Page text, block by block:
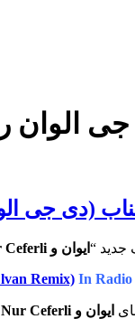
الوان
جدید “ ایوان و Nur Ceferli
Remix) In Radio
ایوان و Nur Ceferli